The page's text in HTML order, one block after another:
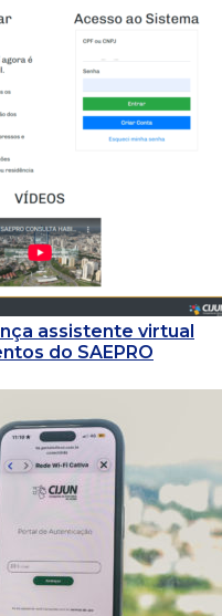
assistente virtual
do SAEPRO